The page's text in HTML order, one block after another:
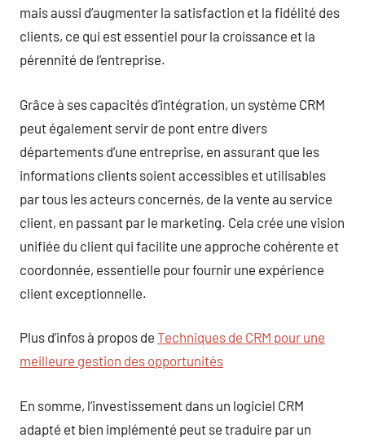
mais aussi d’augmenter la satisfaction et la fidélité des
clients, ce qui est essentiel pour la croissance et la
pérennité de l’entreprise.
Grâce à ses capacités d’intégration, un système CRM
peut également servir de pont entre divers
départements d’une entreprise, en assurant que les
informations clients soient accessibles et utilisables
par tous les acteurs concernés, de la vente au service
client, en passant par le marketing. Cela crée une vision
unifiée du client qui facilite une approche cohérente et
coordonnée, essentielle pour fournir une expérience
client exceptionnelle.
Plus d’infos à propos de Techniques de CRM pour une
meilleure gestion des opportunités
En somme, l’investissement dans un logiciel CRM
adapté et bien implémenté peut se traduire par un